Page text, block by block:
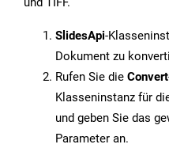
SlidesApi-
Dokument zu
Rufen Sie die Convert
Klasseninstanz für
und geben Sie das
Parameter an.